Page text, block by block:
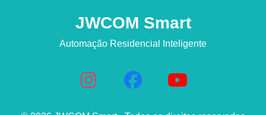
JWCOM Smart
Automação Residencial Inteligente